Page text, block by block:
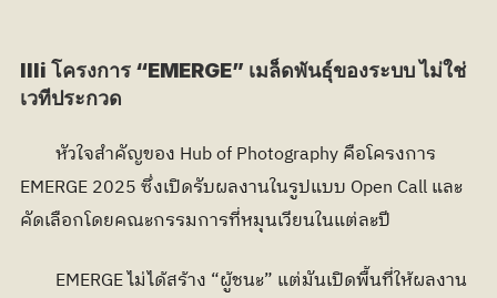
llli โครงการ “EMERGE” เมล็ดพันธุ์ของระบบ ไม่ใช่
เวทีประกวด
EMERGE 2025 ซึ่งเปิดรับผลงานในรูปแบบ Open Call และ
คัดเลือกโดยคณะกรรมการที่หมุนเวียนในแต่ละปี